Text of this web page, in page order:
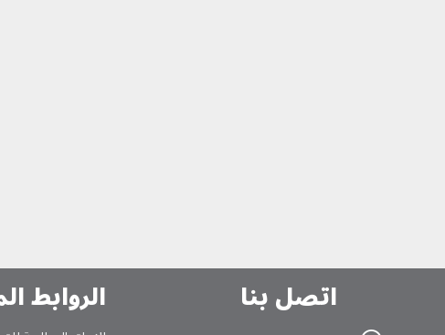
اتصل بنا الروابط